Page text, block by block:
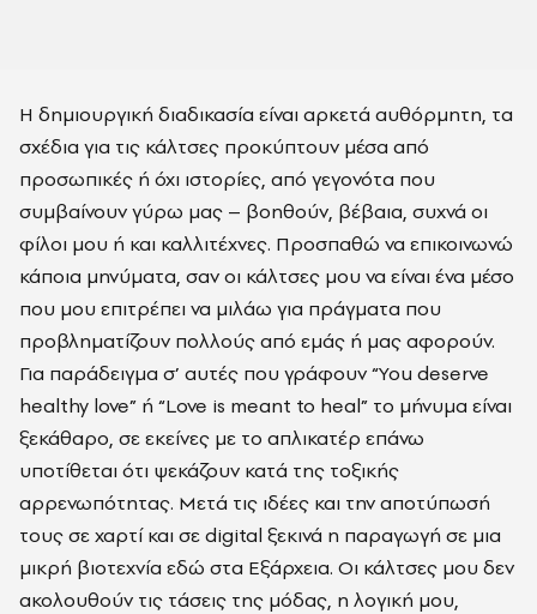
Η δημιουργική διαδικασία είναι αρκετά αυθόρμητη, τα
σχέδια για τις κάλτσες προκύπτουν μέσα από
προσωπικές ή όχι ιστορίες, από γεγονότα που
συμβαίνουν γύρω μας – βοηθούν, βέβαια, συχνά οι
φίλοι μου ή και καλλιτέχνες. Προσπαθώ να επικοινωνώ
κάποια μηνύματα, σαν οι κάλτσες μου να είναι ένα μέσο
που μου επιτρέπει να μιλάω για πράγματα που
προβληματίζουν πολλούς από εμάς ή μας αφορούν.
Για παράδειγμα σ’ αυτές που γράφουν “You deserve
healthy love” ή “Love is meant to heal” το μήνυμα είναι
ξεκάθαρο, σε εκείνες με το απλικατέρ επάνω
υποτίθεται ότι ψεκάζουν κατά της τοξικής
αρρενωπότητας. Μετά τις ιδέες και την αποτύπωσή
τους σε χαρτί και σε digital ξεκινά η παραγωγή σε μια
μικρή βιοτεχνία εδώ στα Εξάρχεια. Οι κάλτσες μου δεν
ακολουθούν τις τάσεις της μόδας, η λογική μου,